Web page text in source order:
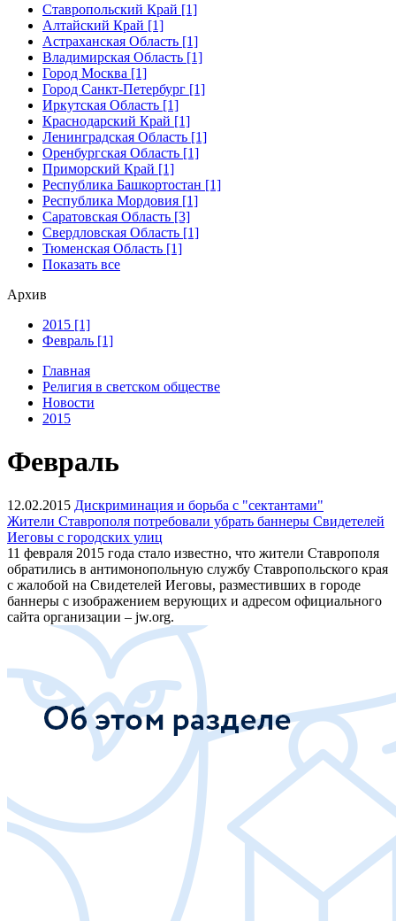
Ставропольский Край [1]
Алтайский Край [1]
Астраханская Область [1]
Владимирская Область [1]
Город Москва [1]
Город Санкт-Петербург [1]
Иркутская Область [1]
Краснодарский Край [1]
Ленинградская Область [1]
Оренбургская Область [1]
Приморский Край [1]
Республика Башкортостан [1]
Республика Мордовия [1]
Саратовская Область [3]
Свердловская Область [1]
Тюменская Область [1]
Показать все
Архив
2015 [1]
Февраль [1]
Главная
Религия в светском обществе
Новости
2015
Февраль
12.02.2015 Дискриминация и борьба с "сектантами"
Жители Ставрополя потребовали убрать баннеры Свидетелей
Иеговы с городских улиц
11 февраля 2015 года стало известно, что жители Ставрополя
обратились в антимонопольную службу Ставропольского края
с жалобой на Свидетелей Иеговы, разместивших в городе
баннеры с изображением верующих и адресом официального
сайта организации – jw.org.